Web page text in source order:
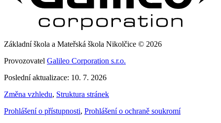
Základní škola a Mateřská škola Nikolčice © 2026
Provozovatel Galileo Corporation s.r.o.
Poslední aktualizace: 10. 7. 2026
Změna vzhledu, Struktura stránek
Prohlášení o přístupnosti, Prohlášení o ochraně soukromí